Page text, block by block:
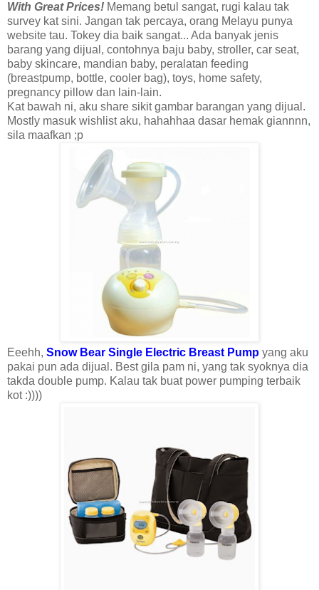
With Great Prices! Memang betul sangat, rugi kalau tak
survey kat sini. Jangan tak percaya, orang Melayu punya
website tau. Tokey dia baik sangat... Ada banyak jenis
barang yang dijual, contohnya baju baby, stroller, car seat,
baby skincare, mandian baby, peralatan feeding
(breastpump, bottle, cooler bag), toys, home safety,
pregnancy pillow dan lain-lain.
Kat bawah ni, aku share sikit gambar barangan yang dijual.
Mostly masuk wishlist aku, hahahhaa dasar hemak giannnn,
sila maafkan ;p
Eeehh, Snow Bear Single Electric Breast Pump yang aku
pakai pun ada dijual. Best gila pam ni, yang tak syoknya dia
takda double pump. Kalau tak buat power pumping terbaik
kot :))))